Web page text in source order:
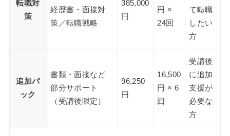
転職対
策
経歴書・面接対
策／転職戦略
385,000
円
円 ×
24回
て転職
したい
方
追加パ
ック
書類・面接など
部分サポート
（受講後限定）
96,250
円
16,500
円 × 6
回
受講後
に追加
支援が
必要な
方